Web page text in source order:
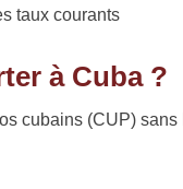
taux courants
à Cuba ?
cubains (CUP)